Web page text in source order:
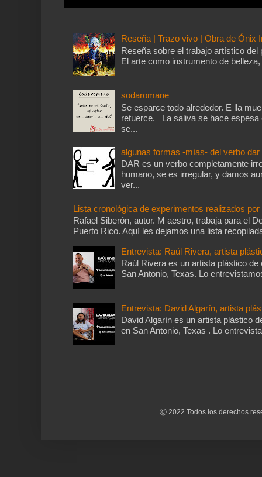
Reseña | Trazo vivo | Obra de Ónix
Reseña sobre el trabajo artístico
El arte como instrumento de
sodaromane
Se esparce todo alrededor. E lla
retuerce. La saliva se hace
se...
algunas formas -mías- del verbo dar
DAR es un verbo completamente
humano, se es irregular, y damos
ver...
Lista cronológica de experimentos realizados
Rafael Siberón, autor. M aestro, trabaja para el
Puerto Rico. Aquí les dejamos una lista
Entrevista: Raúl Rivera, artista
Raúl Rivera es un artista plástico
San Antonio, Texas. Lo
Entrevista: David Algarín, artista
David Algarín es un artista plástico
en San Antonio, Texas . Lo
Ⓒ 2022 Todos los derechos